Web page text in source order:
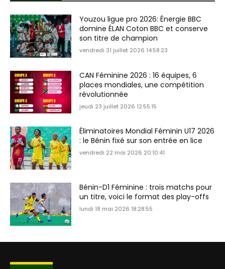
Youzou ligue pro 2026: Énergie BBC
domine ÉLAN Coton BBC et conserve
son titre de champion
vendredi 31 juillet 2026 14:58:23
CAN Féminine 2026 : 16 équipes, 6
places mondiales, une compétition
révolutionnée
jeudi 23 juillet 2026 12:55:15
Éliminatoires Mondial Féminin U17 2026
: le Bénin fixé sur son entrée en lice
vendredi 22 mai 2026 20:10:41
Bénin-D1 Féminine : trois matchs pour
un titre, voici le format des play-offs
lundi 18 mai 2026 18:28:55